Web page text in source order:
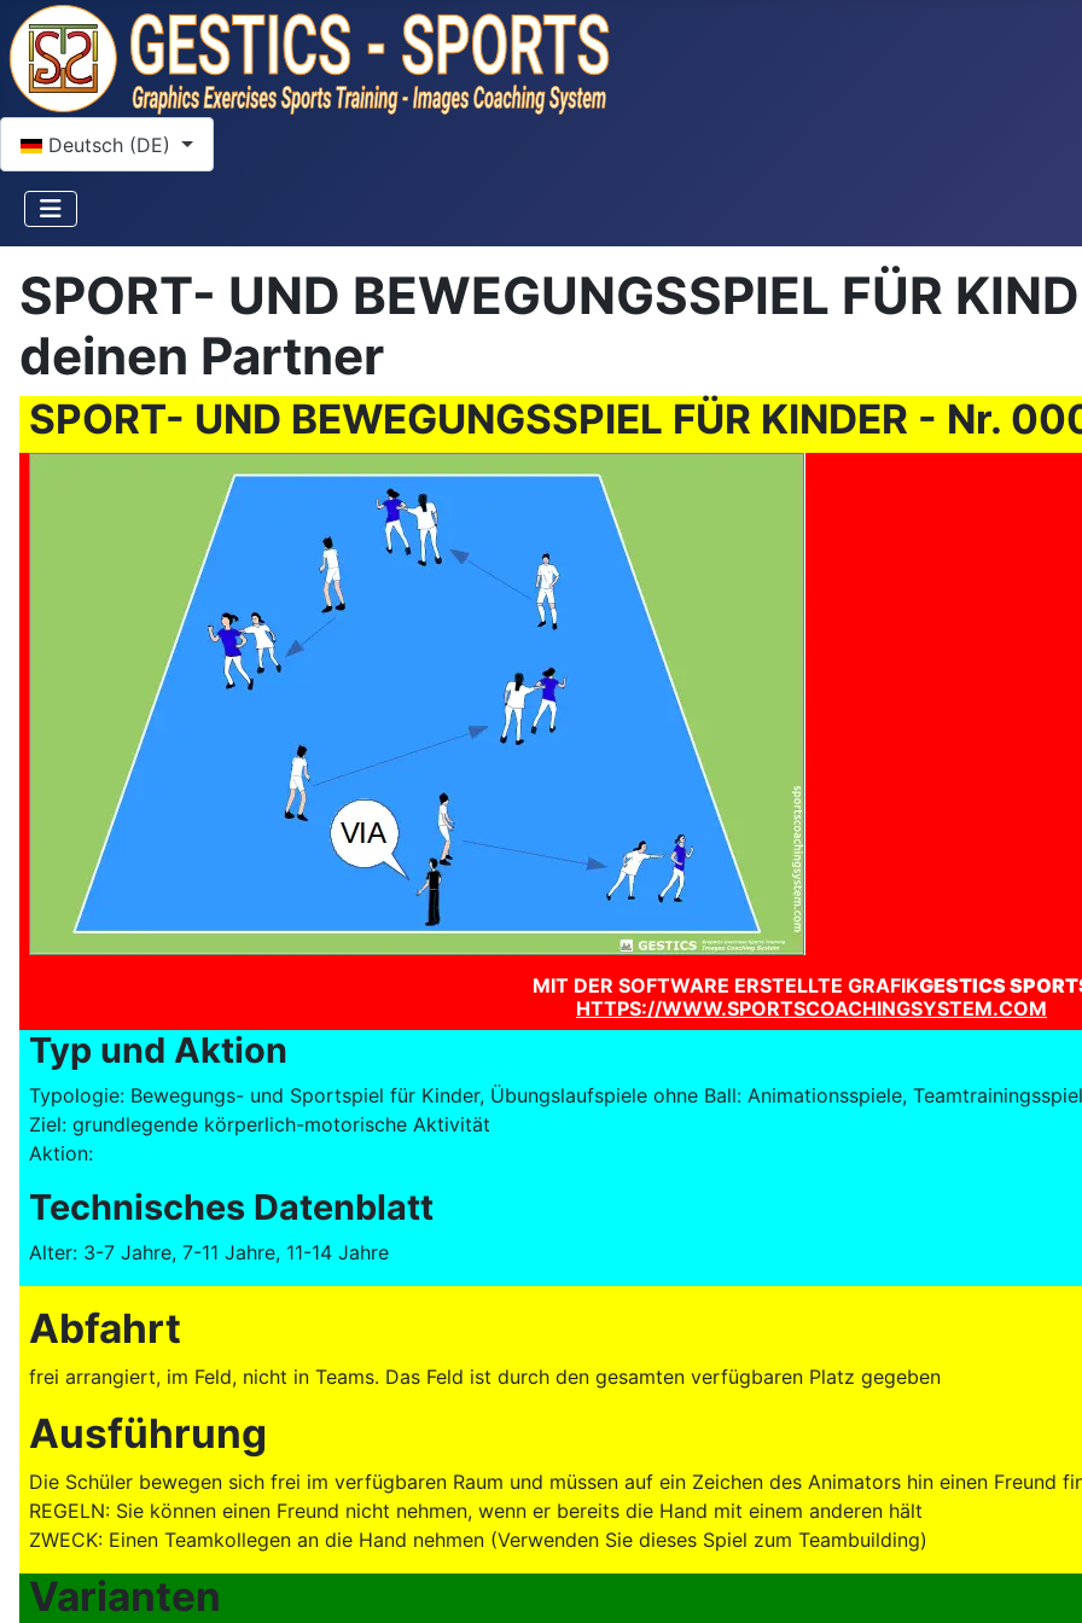
Sprache auswählen
Deutsch (DE)
SPORT- UND BEWEGUNGSSPIEL FÜR
deinen Partner
SPORT- UND BEWEGUNGSSPIEL FÜR KINDER - Nr.
MIT DER SOFTWARE ERSTELLTE GRAFIKGESTICS
HTTPS://WWW.SPORTSCOACHINGSYSTEM.COM
Typ und Aktion
Typologie: Bewegungs- und Sportspiel für Kinder, Übungslaufspiele ohne Ball: Animationsspiele,
Ziel: grundlegende körperlich-motorische Aktivität
Aktion:
Technisches Datenblatt
Alter: 3-7 Jahre, 7-11 Jahre, 11-14 Jahre
Abfahrt
frei arrangiert, im Feld, nicht in Teams. Das Feld ist durch den gesamten verfügbaren Platz gegeben
Ausführung
Die Schüler bewegen sich frei im verfügbaren Raum und müssen auf ein Zeichen des Animators hin einen Freund
REGELN: Sie können einen Freund nicht nehmen, wenn er bereits die Hand mit einem anderen hält
ZWECK: Einen Teamkollegen an die Hand nehmen (Verwenden Sie dieses Spiel zum Teambuilding)
Varianten